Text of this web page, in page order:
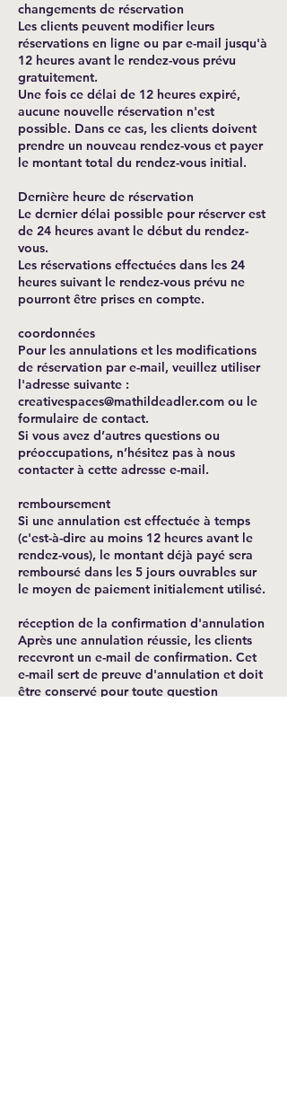
changements de réservation
Les clients peuvent modifier leurs
réservations en ligne ou par e-mail jusqu'à
12 heures avant le rendez-vous prévu
gratuitement.
Une fois ce délai de 12 heures expiré,
aucune nouvelle réservation n'est
possible. Dans ce cas, les clients doivent
prendre un nouveau rendez-vous et payer
le montant total du rendez-vous initial.
Dernière heure de réservation
Le dernier délai possible pour réserver est
de 24 heures avant le début du rendez-
vous.
Les réservations effectuées dans les 24
heures suivant le rendez-vous prévu ne
pourront être prises en compte.
coordonnées
Pour les annulations et les modifications
de réservation par e-mail, veuillez utiliser
l'adresse suivante :
creativespaces@mathildeadler.com ou le
formulaire de contact.
Si vous avez d’autres questions ou
préoccupations, n’hésitez pas à nous
contacter à cette adresse e-mail.
remboursement
Si une annulation est effectuée à temps
(c'est-à-dire au moins 12 heures avant le
rendez-vous), le montant déjà payé sera
remboursé dans les 5 jours ouvrables sur
le moyen de paiement initialement utilisé.
réception de la confirmation d'annulation
Après une annulation réussie, les clients
recevront un e-mail de confirmation. Cet
e-mail sert de preuve d'annulation et doit
être conservé pour toute question